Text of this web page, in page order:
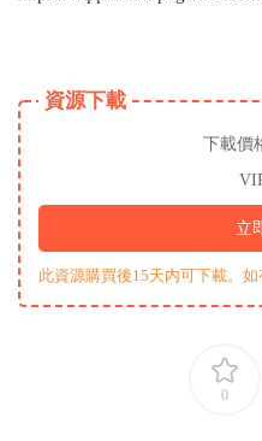
資源下載
下載價
立
此資源購買後15天内可下載。
0